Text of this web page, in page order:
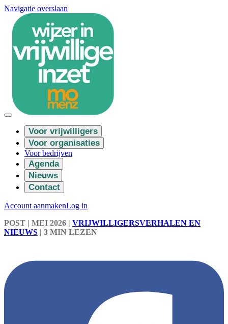
Navigatie overslaan
Voor vrijwilligers
Voor organisaties
Voor bedrijven
Agenda
Nieuws
Contact
Account aanmakenLog in
POST | MEI 2026 | VRIJWILLIGERSVERHALEN EN
NIEUWS | 3 MIN LEZEN